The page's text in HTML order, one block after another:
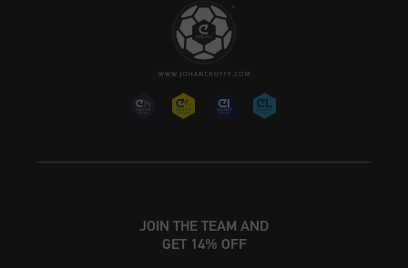
JOIN THE TEAM AND
GET 14% OFF